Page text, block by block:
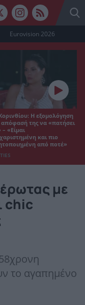
Eurovision 2026
Η εξομολόγηση
απόφασή της να «πατήσει
«Είμαι
και πιο
από ποτέ»
με
chic
το αγαπημένο